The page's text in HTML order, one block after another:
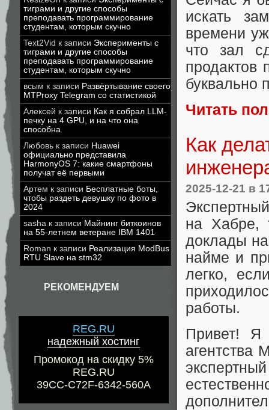
тиграми и другие способы
преподавать программирование
студентам, которым скучно
Text2Vid к записи Эксперименты с
тиграми и другие способы
преподавать программирование
студентам, которым скучно
всым к записи Развёртывание своего
MTProxy Telegram со статистикой
Алексей к записи Как я собрал LLM-
печку на 4 GPU, и на что она
способна
Любовь к записи Huawei
официально представила
HarmonyOS 7: какие смартфоны
получат её первыми
Артем к записи Бесплатные боты,
чтобы раздеть девушку по фото в
2024
sasha к записи Майнинг биткоинов
на 55-летнем ветеране IBM 1401
Roman к записи Реализация ModBus
RTU Slave на stm32
РЕКОМЕНДУЕМ
REG.RU
надежный хостинг
Промокод на скидку 5%
REG.RU
39CC-C72F-6342-560A
искать
времени
что зал
продактов
буквально
Читать
Как
2025-12-21 в
на Хабре,
доклады
найме и
легко,
работы.
Привет! Я
агентства